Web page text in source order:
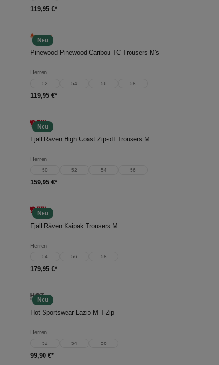
119,95 €*
Neu
Pinewood Pinewood Caribou TC Trousers M's
Herren
52 54 56 58
119,95 €*
Neu
Fjäll Räven High Coast Zip-off Trousers M
Herren
50 52 54 56
159,95 €*
Neu
Fjäll Räven Kaipak Trousers M
Herren
54 56 58
179,95 €*
Neu
Hot Sportswear Lazio M T-Zip
Herren
52 54 56
99,90 €*